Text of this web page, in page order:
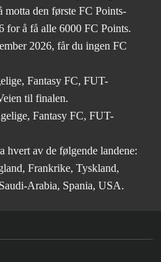
den første FC Points-
for å få alle 6000 FC Points.
2026, får du ingen FC
Fantasy FC, FUT-
til finalen.
Fantasy FC, FUT-
hvert av de følgende landene:
Frankrike, Tyskland,
Arabia, Spania, USA.